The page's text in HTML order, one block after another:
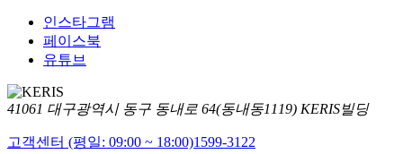
인스타그램
페이스북
유튜브
41061 대구광역시 동구 동내로 64(동내동1119) KERIS빌딩
고객센터 (평일: 09:00 ~ 18:00)1599-3122